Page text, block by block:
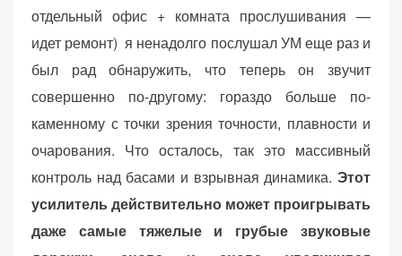
отдельный офис + комната прослушивания —
идет ремонт) я ненадолго послушал УМ еще раз и
был рад обнаружить, что теперь он звучит
совершенно по-другому: гораздо больше по-
каменному с точки зрения точности, плавности и
очарования. Что осталось, так это массивный
контроль над басами и взрывная динамика. Этот
усилитель действительно может проигрывать
даже самые тяжелые и грубые звуковые